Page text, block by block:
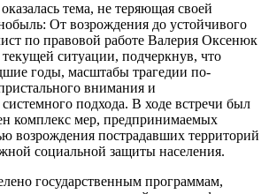
тема, не теряющая своей
От возрождения до устойчивого
по правовой работе Валерия Оксенюк
текущей ситуации, подчеркнув, что
годы, масштабы трагедии по-
внимания и
системного подхода. В ходе встречи был
комплекс мер, предпринимаемых
возрождения пострадавших территорий
социальной защиты населения.
государственным программам,